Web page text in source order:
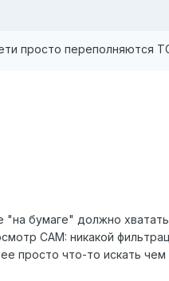
просто переполняются
бумаге" должно
CAM: никакой
просто что-то искать